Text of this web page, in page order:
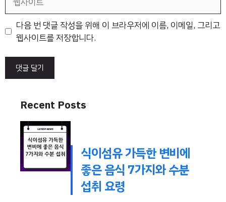
트
다음 번 댓글 작성을 위해 이 브라우저에 이름, 이메일, 그리고
웹사이트를 저장합니다.
Recent Posts
식이섬유 가득한 변비에
좋은 음식 7가지와 수분
섭취 요령